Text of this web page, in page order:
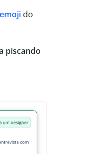
emoji do
piscando